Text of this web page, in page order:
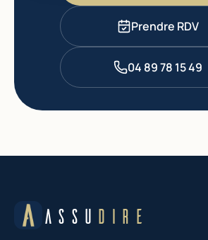
Prendre RDV
04 89 78 15 49
ASSU DIRE